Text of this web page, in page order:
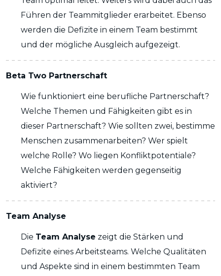
Führen der Teammitglieder erarbeitet. Ebenso
werden die Defizite in einem Team bestimmt
und der mögliche Ausgleich aufgezeigt.
Beta Two Partnerschaft
Wie funktioniert eine berufliche Partnerschaft?
Welche Themen und Fähigkeiten gibt es in
dieser Partnerschaft? Wie sollten zwei, bestimme
Menschen zusammenarbeiten? Wer spielt
welche Rolle? Wo liegen Konfliktpotentiale?
Welche Fähigkeiten werden gegenseitig
aktiviert?
Team Analyse
Die Team Analyse zeigt die Stärken und
Defizite eines Arbeitsteams. Welche Qualitäten
und Aspekte sind in einem bestimmten Team